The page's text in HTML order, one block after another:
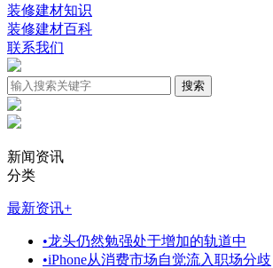
装修建材知识
装修建材百科
联系我们
新闻资讯
分类
最新资讯+
•龙头仍然勉强处于增加的轨道中
•iPhone从消费市场自觉流入职场分歧